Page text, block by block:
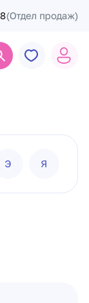
(Отдел продаж)
Э Я